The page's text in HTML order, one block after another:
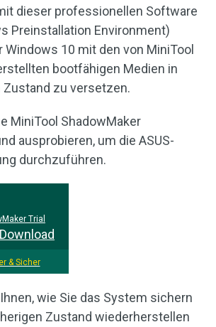
dieser professionellen Software
Preinstallation Environment)
Windows 10 mit den von MiniTool
bootfähigen Medien in
Zustand zu versetzen.
MiniTool ShadowMaker
ausprobieren, um die ASUS-
durchzuführen.
Trial
& Sicher
wie Sie das System sichern
Zustand wiederherstellen